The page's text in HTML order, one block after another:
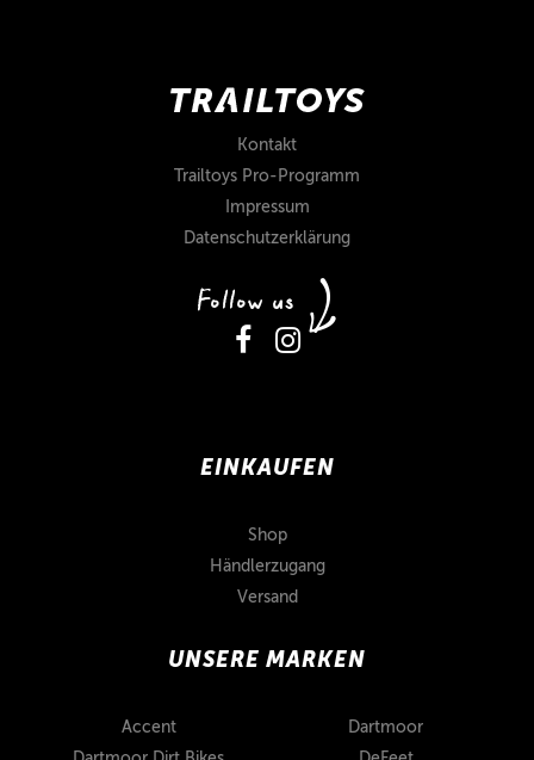
Kontakt
Trailtoys Pro-Programm
Impressum
Datenschutzerklärung
EINKAUFEN
Shop
Händlerzugang
Versand
UNSERE MARKEN
Accent
Dartmoor